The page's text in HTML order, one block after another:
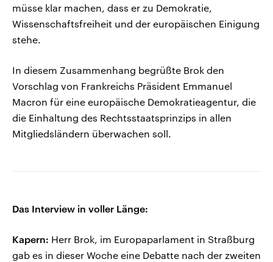
müsse klar machen, dass er zu Demokratie,
Wissenschaftsfreiheit und der europäischen Einigung
stehe.
In diesem Zusammenhang begrüßte Brok den
Vorschlag von Frankreichs Präsident Emmanuel
Macron für eine europäische Demokratieagentur, die
die Einhaltung des Rechtsstaatsprinzips in allen
Mitgliedsländern überwachen soll.
Das Interview in voller Länge:
Kapern: Herr Brok, im Europaparlament in Straßburg
gab es in dieser Woche eine Debatte nach der zweiten